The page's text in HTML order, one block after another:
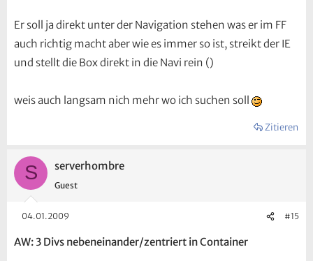
Er soll ja direkt unter der Navigation stehen was er im FF
auch richtig macht aber wie es immer so ist, streikt der IE
und stellt die Box direkt in die Navi rein ()
weis auch langsam nich mehr wo ich suchen soll
Zitieren
S serverhombre
Guest
04.01.2009 #15
AW: 3 Divs nebeneinander/zentriert in Container